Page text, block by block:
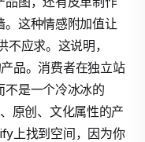
。这种情感附加值让
应求。这说明，
品。消费者在独立站
不是一个冷冰冰的
原创、文化属性的产
上找到空间，因为你